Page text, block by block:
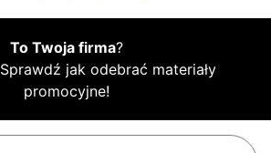
To Twoja firma?
Sprawdź jak odebrać materiały
promocyjne!